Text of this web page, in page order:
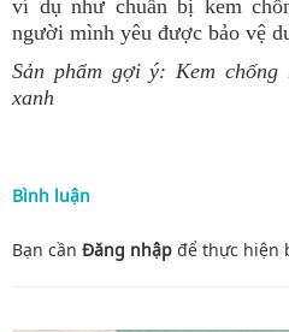
ví dụ như chuẩn bị kem
người mình yêu được bảo vệ
Sản phẩm gợi ý: Kem chống
xanh
Bình luận
Bạn cần Đăng nhập để thực hiện